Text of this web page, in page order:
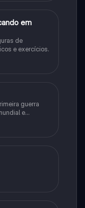
em
de
e exercícios.
guerra
e
fases da